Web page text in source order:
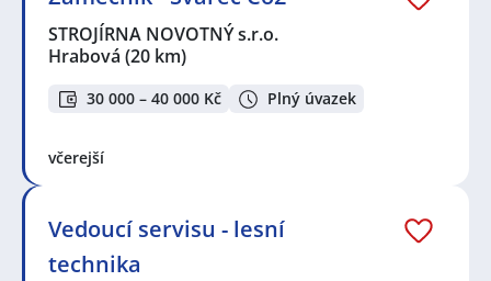
STROJÍRNA NOVOTNÝ s.r.o.
Hrabová (20 km)
30 000 – 40 000 Kč Plný úvazek
včerejší
Vedoucí servisu - lesní
technika